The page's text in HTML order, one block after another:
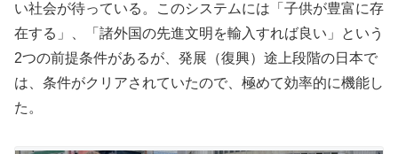
い社会が待っている。このシステムには「子供が豊富に存
在する」、「諸外国の先進文明を輸入すれば良い」という
2つの前提条件があるが、発展（復興）途上段階の日本で
は、条件がクリアされていたので、極めて効率的に機能し
た。